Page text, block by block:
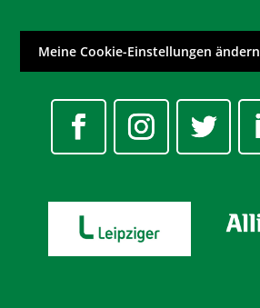
Meine Cookie-Einstellungen ändern